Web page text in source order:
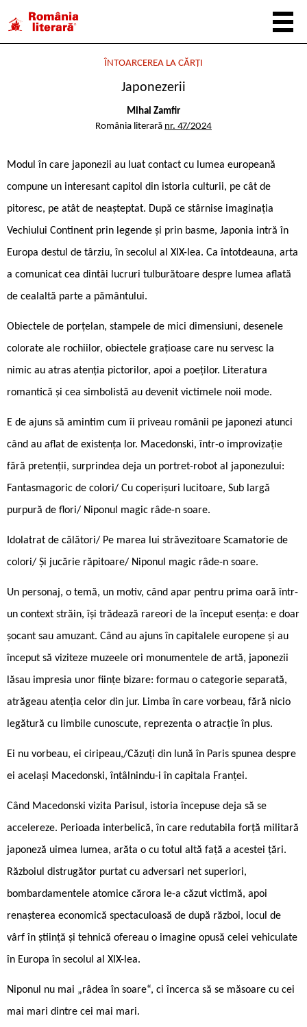
ÎNTOARCEREA LA CĂRȚI
Japonezerii
Mihai Zamfir
România literară nr. 47/2024
Modul în care japonezii au luat contact cu lumea europeană
compune un interesant capitol din istoria culturii, pe cât de
pitoresc, pe atât de neașteptat. După ce stârnise imaginația
Vechiului Continent prin legende și prin basme, Japonia intră în
Europa destul de târziu, în secolul al XIX-lea. Ca întotdeauna, arta
a comunicat cea dintâi lucruri tulburătoare despre lumea aflată
de cealaltă parte a pământului.
Obiectele de porțelan, stampele de mici dimensiuni, desenele
colorate ale rochiilor, obiectele grațioase care nu servesc la
nimic au atras atenția pictorilor, apoi a poeților. Literatura
romantică și cea simbolistă au devenit victimele noii mode.
E de ajuns să amintim cum îi priveau românii pe japonezi atunci
când au aflat de existența lor. Macedonski, într-o improvizație
fără pretenții, surprindea deja un portret-robot al japonezului:
Fantasmagoric de colori/ Cu coperișuri lucitoare, Sub largă
purpură de flori/ Niponul magic râde-n soare.
Idolatrat de călători/ Pe marea lui străvezitoare Scamatorie de
colori/ Și jucărie răpitoare/ Niponul magic râde-n soare.
Un personaj, o temă, un motiv, când apar pentru prima oară într-
un context străin, își trădează rareori de la început esența: e doar
șocant sau amuzant. Când au ajuns în capitalele europene și au
început să viziteze muzeele ori monumentele de artă, japonezii
lăsau impresia unor ființe bizare: formau o categorie separată,
atrăgeau atenția celor din jur. Limba în care vorbeau, fără nicio
legătură cu limbile cunoscute, reprezenta o atracție în plus.
Ei nu vorbeau, ei ciripeau,/Căzuți din lună în Paris spunea despre
ei același Macedonski, întâlnindu-i în capitala Franței.
Când Macedonski vizita Parisul, istoria începuse deja să se
accelereze. Perioada interbelică, în care redutabila forță militară
japoneză uimea lumea, arăta o cu totul altă față a acestei țări.
Războiul distrugător purtat cu adversari net superiori,
bombardamentele atomice cărora le-a căzut victimă, apoi
renașterea economică spectaculoasă de după război, locul de
vârf în știință și tehnică ofereau o imagine opusă celei vehiculate
în Europa în secolul al XIX-lea.
Niponul nu mai „râdea în soare“, ci încerca să se măsoare cu cei
mai mari dintre cei mai mari.